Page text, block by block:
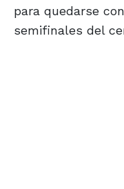
para quedarse
semifinales del